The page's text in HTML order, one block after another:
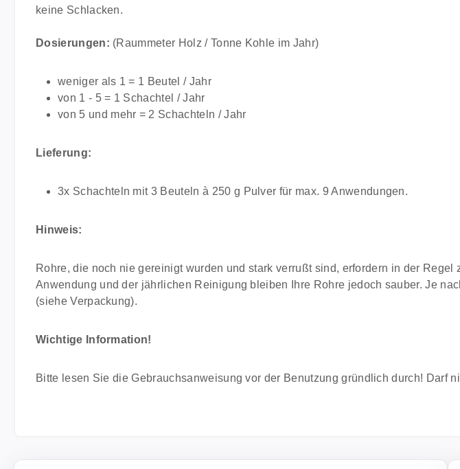
keine Schlacken.
Dosierungen: (Raummeter Holz / Tonne Kohle im Jahr)
weniger als 1 = 1 Beutel / Jahr
von 1 - 5 = 1 Schachtel / Jahr
von 5 und mehr = 2 Schachteln / Jahr
Lieferung:
3x Schachteln mit 3 Beuteln à 250 g Pulver für max. 9 Anwendungen.
Hinweis:
Rohre, die noch nie gereinigt wurden und stark verrußt sind, erfordern in der
Anwendung und der jährlichen Reinigung bleiben Ihre Rohre jedoch sauber. Je
(siehe Verpackung).
Wichtige Information!
Bitte lesen Sie die Gebrauchsanweisung vor der Benutzung gründlich durch! Darf